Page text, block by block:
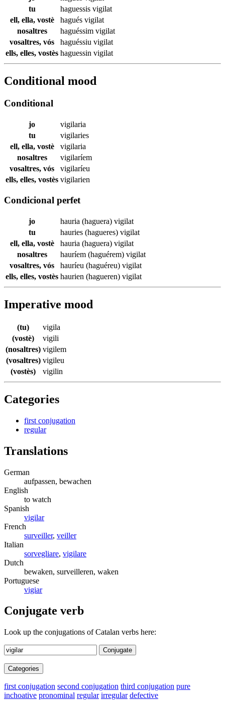
tu
haguessis vigilat
ell, ella, vostè
hagués vigilat
nosaltres
haguéssim vigilat
vosaltres, vós
haguéssiu vigilat
ells, elles, vostès haguessin vigilat
Conditional mood
Conditional
jo
vigilaria
tu
vigilaries
ell, ella, vostè
vigilaria
nosaltres
vigilaríem
vosaltres, vós
vigilaríeu
ells, elles, vostès vigilarien
Condicional perfet
jo hauria (haguera) vigilat
tu
hauries (hagueres) vigilat
ell, ella, vostè
hauria (haguera) vigilat
nosaltres
hauríem (haguérem) vigilat
vosaltres, vós
hauríeu (haguéreu) vigilat
ells, elles, vostès haurien (hagueren) vigilat
Imperative mood
(tu)
vigila
(vostè)
vigili
(nosaltres) vigilem
(vosaltres) vigileu
(vostès)
vigilin
Categories
first conjugation
regular
Translations
German
aufpassen, bewachen
English
to watch
Spanish
vigilar
French
surveiller, veiller
Italian
sorvegliare, vigilare
Dutch
bewaken, surveilleren, waken
Portuguese
vigiar
Conjugate verb
Look up the conjugations of Catalan verbs here:
Conjugate
Categories
first conjugation second conjugation third conjugation pure
inchoative pronominal regular irregular defective